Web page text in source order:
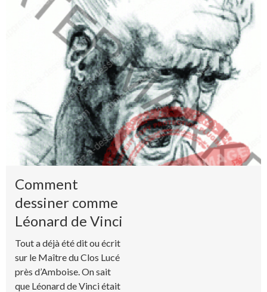
Comment
dessiner comme
Léonard de Vinci
Tout a déjà été dit ou écrit
sur le Maître du Clos Lucé
près d’Amboise. On sait
que Léonard de Vinci était